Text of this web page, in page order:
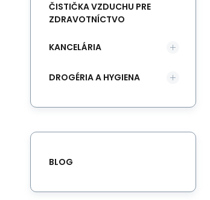
ČISTIČKA VZDUCHU PRE
ZDRAVOTNÍCTVO
KANCELÁRIA
DROGÉRIA A HYGIENA
BLOG